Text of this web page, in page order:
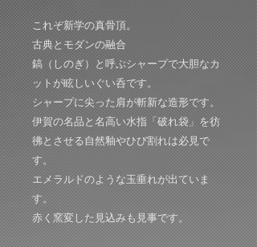
これぞ新学の真骨頂。
古典とモダンの融合
鎬（しのぎ）と呼ぶシャープで大胆なカ
ットが眩しいぐい呑です。
シャープに尖った肩が斬新な造形です。
伊賀の名品と名高い水指「破れ袋」を彷
彿とさせる自然釉やひび割れは必見で
す。
エメラルドのような玉垂れが出ていま
す。
赤く窯変した見込みも見事です。